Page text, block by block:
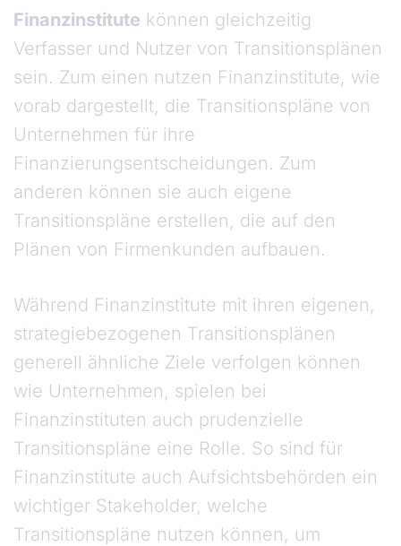
Finanzinstitute können gleichzeitig
Verfasser und Nutzer von Transitionsplänen
sein. Zum einen nutzen Finanzinstitute, wie
vorab dargestellt, die Transitionspläne von
Unternehmen für ihre
Finanzierungsentscheidungen. Zum
anderen können sie auch eigene
Transitionspläne erstellen, die auf den
Plänen von Firmenkunden aufbauen.
Während Finanzinstitute mit ihren eigenen,
strategiebezogenen Transitionsplänen
generell ähnliche Ziele verfolgen können
wie Unternehmen, spielen bei
Finanzinstituten auch prudenzielle
Transitionspläne eine Rolle. So sind für
Finanzinstitute auch Aufsichtsbehörden ein
wichtiger Stakeholder, welche
Transitionspläne nutzen können, um